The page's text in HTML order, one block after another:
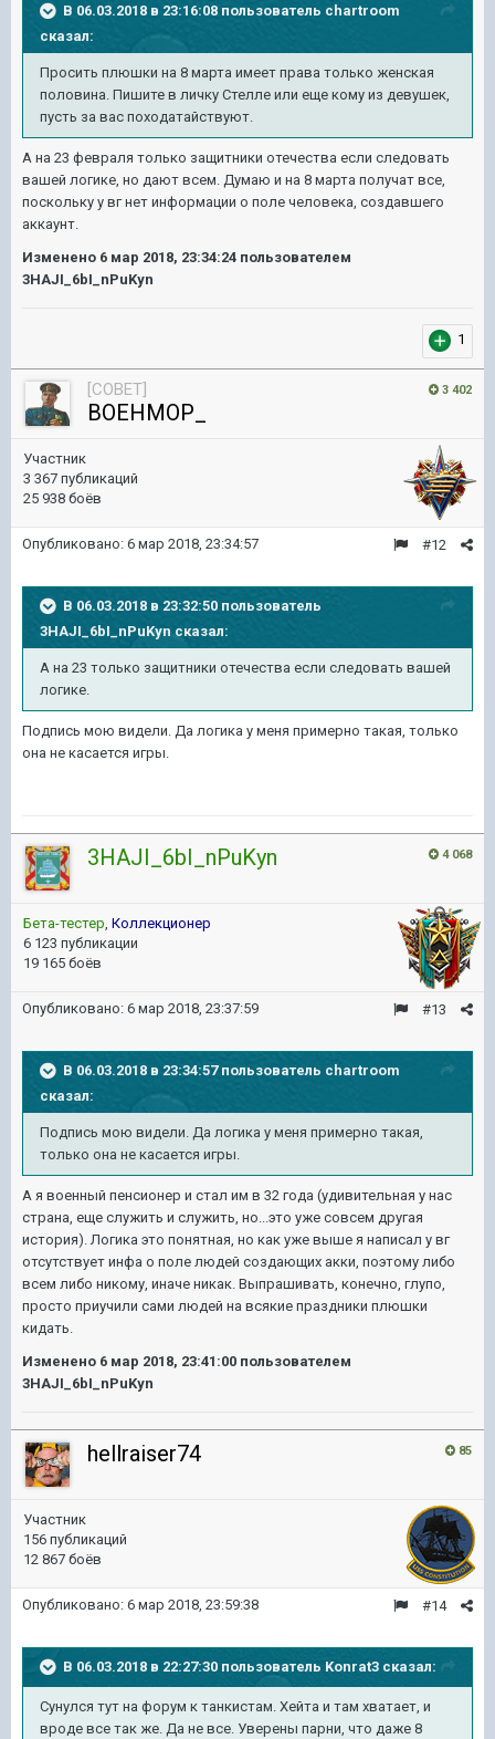
В 06.03.2018 в 23:16:08 пользователь chartroom
сказал:
Просить плюшки на 8 марта имеет права только женская
половина. Пишите в личку Стелле или еще кому из девушек,
пусть за вас походатайствуют.
А на 23 февраля только защитники отечества если следовать
вашей логике, но дают всем. Думаю и на 8 марта получат все,
поскольку у вг нет информации о поле человека, создавшего
аккаунт.
Изменено 6 мар 2018, 23:34:24 пользователем
3HAJI_6bI_nPuKyn
1
3 402
[COBET]
BOEHMOP_
Участник
3 367 публикаций
25 938 боёв
#12
Опубликовано: 6 мар 2018, 23:34:57
В 06.03.2018 в 23:32:50 пользователь
3HAJI_6bI_nPuKynсказал:
А на 23 только защитники отечества если следовать вашей
логике.
Подпись мою видели. Да логика у меня примерно такая, только
она не касается игры.
4 068
3HAJI_6bI_nPuKyn
Бета-тестер, Коллекционер
6 123 публикации
19 165 боёв
#13
Опубликовано: 6 мар 2018, 23:37:59
В 06.03.2018 в 23:34:57 пользователь chartroom
сказал:
Подпись мою видели. Да логика у меня примерно такая,
только она не касается игры.
А я военный пенсионер и стал им в 32 года (удивительная у нас
страна, еще служить и служить, но...это уже совсем другая
история). Логика это понятная, но как уже выше я написал у вг
отсутствует инфа о поле людей создающих акки, поэтому либо
всем либо никому, иначе никак. Выпрашивать, конечно, глупо,
просто приучили сами людей на всякие праздники плюшки
кидать.
Изменено 6 мар 2018, 23:41:00 пользователем
3HAJI_6bI_nPuKyn
85
hellraiser74
Участник
156 публикаций
12 867 боёв
#14
Опубликовано: 6 мар 2018, 23:59:38
В 06.03.2018 в 22:27:30 пользователь Konrat3 сказал:
Сунулся тут на форум к танкистам. Хейта и там хватает, и
вроде все так же. Да не все. Уверены парни, что даже 8